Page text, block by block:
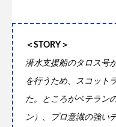
＜STORY＞
潜水支援船のタロス号
を行うため、スコット
た。ところがベテラン
ン）、プロ意識の強い